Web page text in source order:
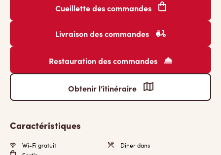
Cueillette des commandes
Livraison des commandes
Restauration des commandes
Obtenir l’itinéraire
Caractéristiques
Wi-Fi gratuit
Dîner dans